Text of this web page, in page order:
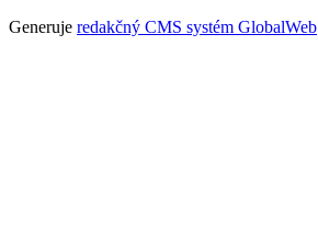
Generuje redakčný CMS systém GlobalWeb